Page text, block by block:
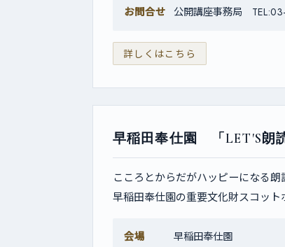
お問合せ
公開講座事務局
詳しくはこちら
早稲田奉仕園 「LET'S朗
こころとからだがハッピーになる朗
早稲田奉仕園の重要文化財スコット
会場
早稲田奉仕園